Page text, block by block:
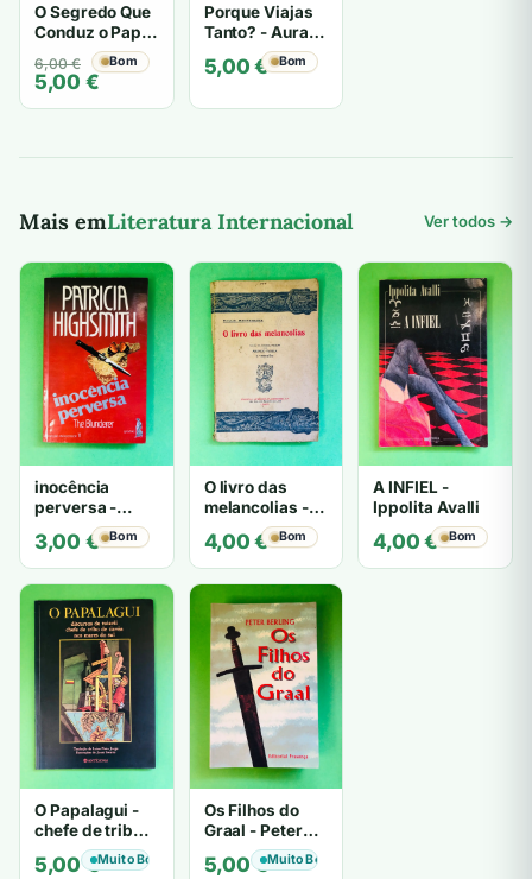
O Segredo Que
Conduz o Papa
- Aura Miguel
6,00€
O
preço
original
6,00 €.
5,00 €
O
preço
atual
5,00 €.
Bom
Porque Viajas
Tanto? - Aura
5,00€ Bom
Mais emLiteratura Internacional Ver todos →
inocência
perversa -
PATRICIA
HIGHSMITH
3,00 € Bom
O livro das
melancolias -
Mantegazza
4,00€ Bom
A INFIEL -
Ippolita Avalli
4,00€ Bom
O Papalagui -
chefe de tribo
de tiavéa
5,00€Muito Bom
Os Filhos do
Graal - Peter
Berling
5,00€Muito Bom